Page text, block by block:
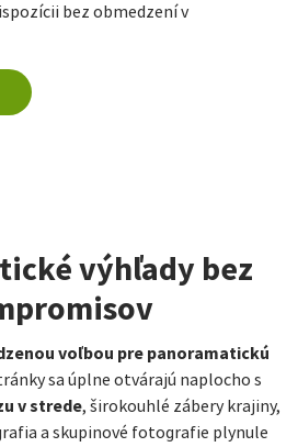
bez obmedzení v
výhľady bez
voľbou pre panoramatickú
sa úplne otvárajú naplocho s
v strede, širokouhlé zábery krajiny,
a skupinové fotografie plynule